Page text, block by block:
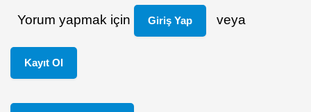
Yorum yapmak için Giriş Yap veya
Kayıt Ol